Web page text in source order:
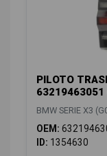
PILOTO
63219463051
BMW SERIE X3
OEM:
ID: 1354630